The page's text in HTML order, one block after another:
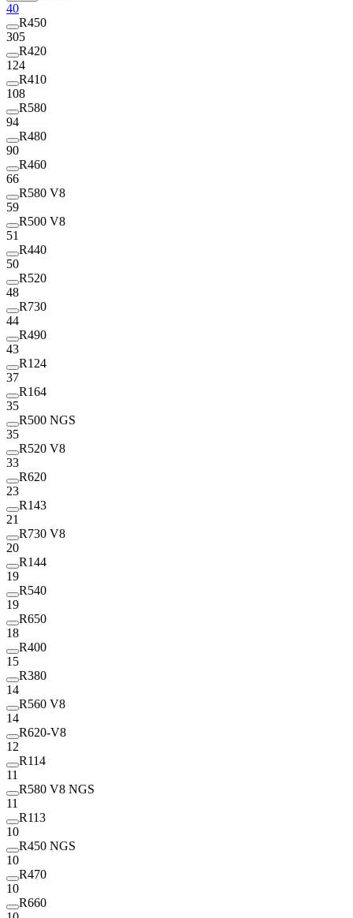
40
R450
305
R420
124
R410
108
R580
94
R480
90
R460
66
R580 V8
59
R500 V8
51
R440
50
R520
48
R730
44
R490
43
R124
37
R164
35
R500 NGS
35
R520 V8
33
R620
23
R143
21
R730 V8
20
R144
19
R540
19
R650
18
R400
15
R380
14
R560 V8
14
R620-V8
12
R114
11
R580 V8 NGS
11
R113
10
R450 NGS
10
R470
10
R660